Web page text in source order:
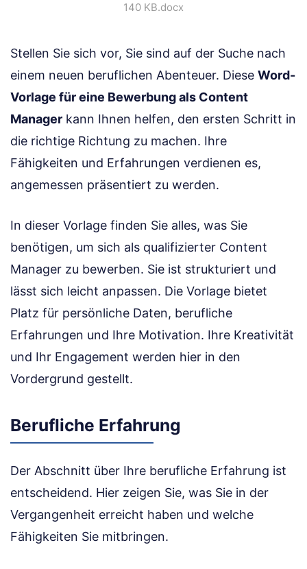
140 KB.docx
Stellen Sie sich vor, Sie sind auf der Suche nach
einem neuen beruflichen Abenteuer. Diese Word-
Vorlage für eine Bewerbung als Content
Manager kann Ihnen helfen, den ersten Schritt in
die richtige Richtung zu machen. Ihre
Fähigkeiten und Erfahrungen verdienen es,
angemessen präsentiert zu werden.
In dieser Vorlage finden Sie alles, was Sie
benötigen, um sich als qualifizierter Content
Manager zu bewerben. Sie ist strukturiert und
lässt sich leicht anpassen. Die Vorlage bietet
Platz für persönliche Daten, berufliche
Erfahrungen und Ihre Motivation. Ihre Kreativität
und Ihr Engagement werden hier in den
Vordergrund gestellt.
Berufliche Erfahrung
Der Abschnitt über Ihre berufliche Erfahrung ist
entscheidend. Hier zeigen Sie, was Sie in der
Vergangenheit erreicht haben und welche
Fähigkeiten Sie mitbringen.